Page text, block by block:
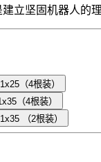
立坚固机器人的理
（4根装）
（4根装）
（2根装）